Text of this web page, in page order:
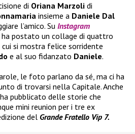
di Oriana Marzoli di
insieme a Daniele Dal
l’amico. Su Instagram
ha postato un collage di quattro
si mostra felice sorridente
e al suo fidanzato Daniele.
le foto parlano da sé, ma ci ha
di trovarsi nella Capitale. Anche
pubblicato delle storie che
mini reunion per i tre ex
del Grande Fratello Vip 7.